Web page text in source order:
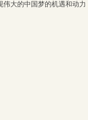
大的中国梦的机遇和动力